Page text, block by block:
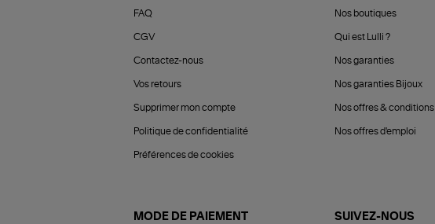
FAQ
CGV
Contactez-nous
Vos retours
Supprimer mon compte
Politique de confidentialité
Préférences de cookies
Nos boutiques
Qui est Lulli ?
Nos garanties
Nos garanties Bijoux
Nos offres & conditions
Nos offres d'emploi
MODE DE PAIEMENT SUIVEZ-NOUS